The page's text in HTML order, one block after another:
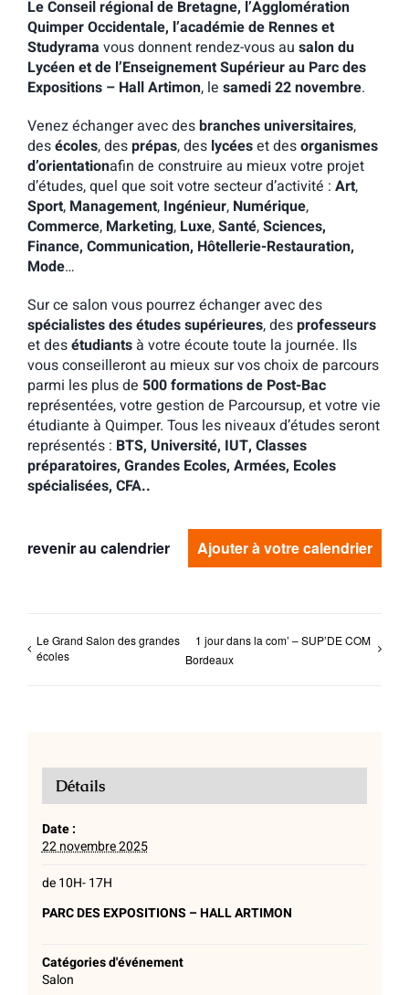
Le Conseil régional de Bretagne, l’Agglomération
Quimper Occidentale, l’académie de Rennes et
Studyrama vous donnent rendez-vous au salon du
Lycéen et de l’Enseignement Supérieurau Parc des
Expositions – Hall Artimon, le samedi 22 novembre.
Venez échanger avec desbranches universitaires,
desécoles, desprépas, des lycéeset desorganismes
d’orientationafin de construire au mieux votre projet
d’études, quel que soit votre secteur d’activité : Art,
Sport, Management, Ingénieur, Numérique,
Commerce, Marketing, Luxe,Santé,Sciences,
Finance, Communication, Hôtellerie-Restauration,
Mode…
Sur ce salon vous pourrez échanger avec des
spécialistes des études supérieures, desprofesseurs
et desétudiantsà votre écoute toute la journée. Ils
vous conseilleront au mieux sur vos choix de parcours
parmi les plus de 500 formations de Post-Bac
représentées, votre gestion de Parcoursup, et votre vie
étudiante à Quimper. Tous les niveaux d’études seront
représentés : BTS, Université, IUT, Classes
préparatoires, Grandes Ecoles, Armées, Ecoles
spécialisées, CFA..
revenir au calendrier Ajouter à votre calendrier
Le Grand Salon des grandes
écoles
1 jour dans la com’ – SUP’DE COM
Bordeaux
Détails
Date :
22 novembre 2025
de 10H- 17H
PARC DES EXPOSITIONS – HALL ARTIMON
Catégories d'événement
Salon